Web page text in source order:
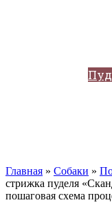
Главная » Собаки »
стрижка пуделя
пошаговая схема